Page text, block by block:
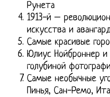
Рунета
1913-й –
искусства и
Самые красивые
Юлиус Нойброннер
голубиной
Самые необычные
Пинья, Сан-Ремо,